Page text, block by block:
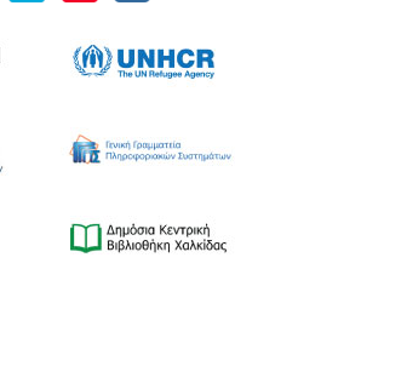
Ο.Π.Α.ΣΤ.Ε, του Οργανισμού
και του Επιμελητηρίου
έναρξη